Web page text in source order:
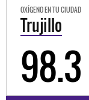
OXÍGENO EN TU CIUDAD
Trujillo
98.3